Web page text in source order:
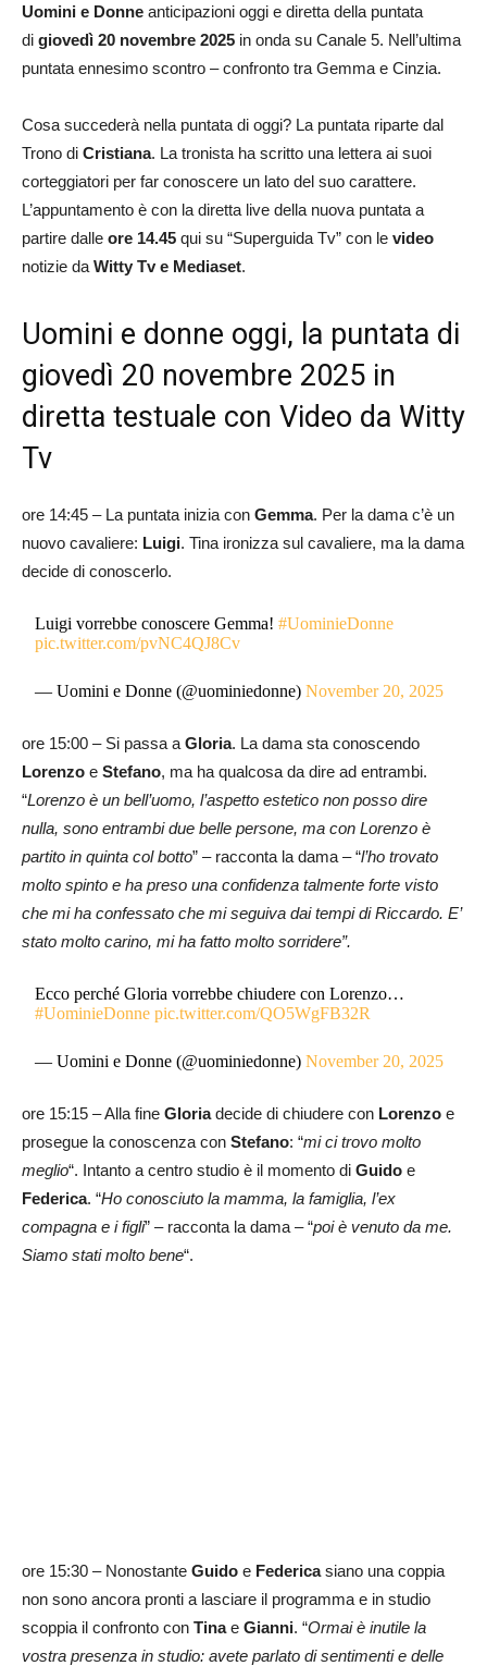
Uomini e Donne anticipazioni oggi e diretta della puntata
di giovedì 20 novembre 2025 in onda su Canale 5. Nell’ultima
puntata ennesimo scontro – confronto tra Gemma e Cinzia.
Cosa succederà nella puntata di oggi? La puntata riparte dal
Trono di Cristiana. La tronista ha scritto una lettera ai suoi
corteggiatori per far conoscere un lato del suo carattere.
L’appuntamento è con la diretta live della nuova puntata a
partire dalle ore 14.45 qui su “Superguida Tv” con le video
notizie da Witty Tv e Mediaset.
Uomini e donne oggi, la puntata di
giovedì 20 novembre 2025 in
diretta testuale con Video da Witty
Tv
ore 14:45 – La puntata inizia con Gemma. Per la dama c’è un
nuovo cavaliere: Luigi. Tina ironizza sul cavaliere, ma la dama
decide di conoscerlo.
Luigi vorrebbe conoscere Gemma!#UominieDonne
pic.twitter.com/pvNC4QJ8Cv
— Uomini e Donne (@uominiedonne)November 20, 2025
ore 15:00 – Si passa a Gloria. La dama sta conoscendo
Lorenzo e Stefano, ma ha qualcosa da dire ad entrambi.
“Lorenzo è un bell’uomo, l’aspetto estetico non posso dire
nulla, sono entrambi due belle persone, ma con Lorenzo è
partito in quinta col botto” – racconta la dama – “l’ho trovato
molto spinto e ha preso una confidenza talmente forte visto
che mi ha confessato che mi seguiva dai tempi di Riccardo. E’
stato molto carino, mi ha fatto molto sorridere”.
Ecco perché Gloria vorrebbe chiudere con Lorenzo…
#UominieDonne pic.twitter.com/QO5WgFB32R
— Uomini e Donne (@uominiedonne)November 20, 2025
ore 15:15 – Alla fine Gloriadecide di chiudere con Lorenzo e
prosegue la conoscenza con Stefano: “mi ci trovo molto
meglio“. Intanto a centro studio è il momento di Guido e
Federica. “Ho conosciuto la mamma, la famiglia, l’ex
compagna e i figli” – racconta la dama – “poi è venuto da me.
Siamo stati molto bene“.
ore 15:30 – Nonostante Guido e Federicasiano una coppia
non sono ancora pronti a lasciare il programma e in studio
scoppia il confronto con Tinae Gianni. “Ormai è inutile la
vostra presenza in studio: avete parlato di sentimenti e delle